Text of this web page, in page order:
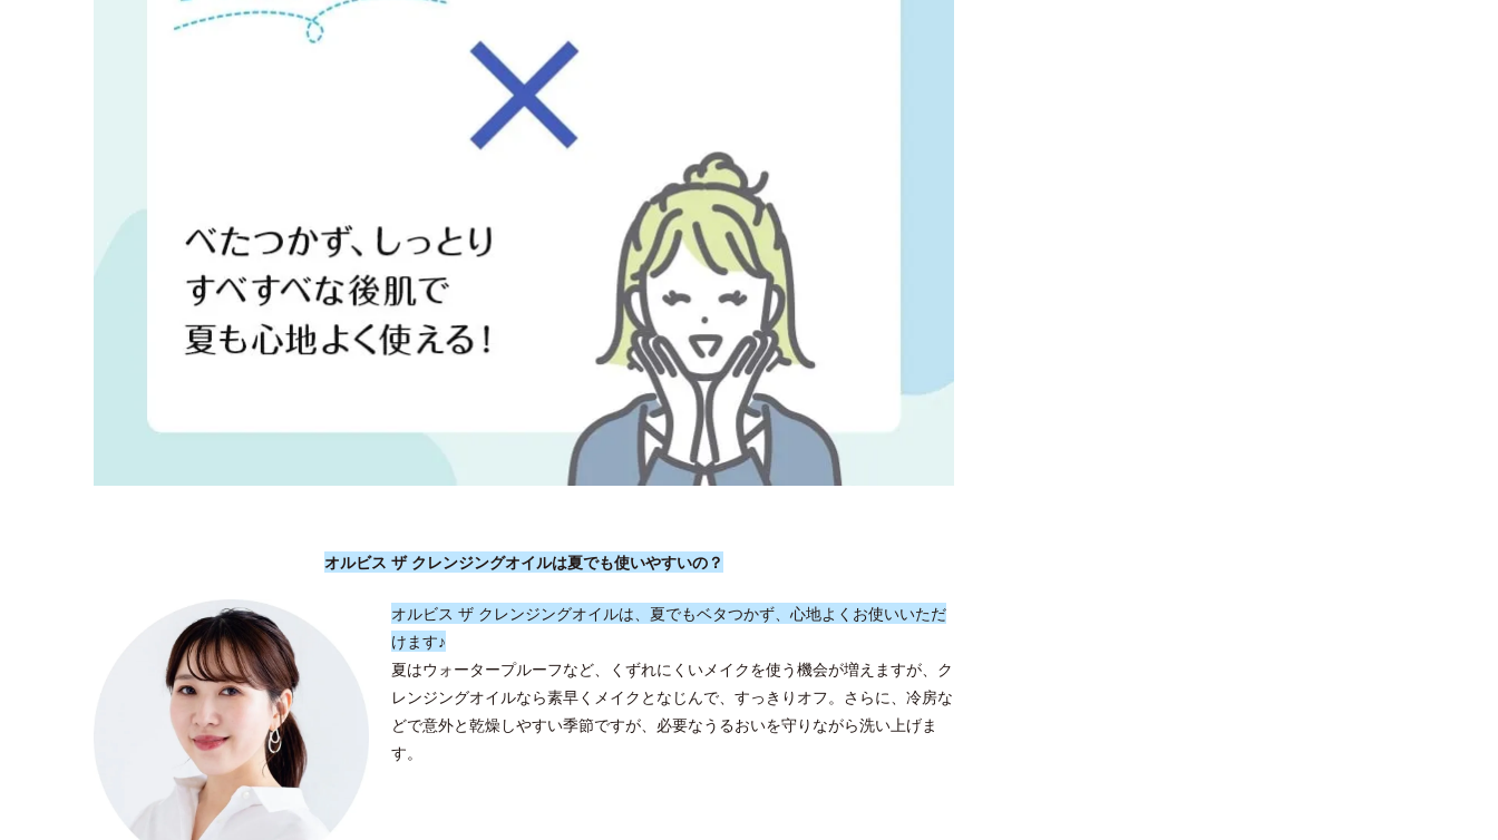
オルビス ザ クレンジングオイルは夏でも使いやすいの？
オルビス ザ クレンジングオイルは、夏でもベタつかず、心地よくお使いいただ
けます♪
夏はウォータープルーフなど、くずれにくいメイクを使う機会が増えますが、ク
レンジングオイルなら素早くメイクとなじんで、すっきりオフ。さらに、冷房な
どで意外と乾燥しやすい季節ですが、必要なうるおいを守りながら洗い上げま
す。